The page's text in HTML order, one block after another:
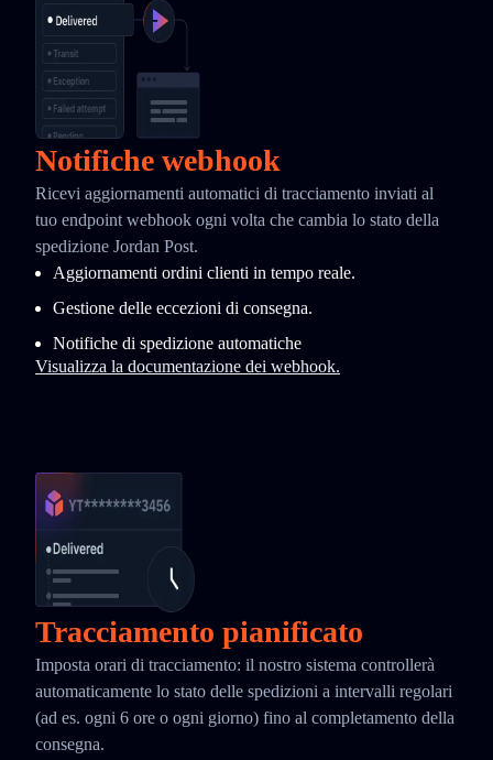
Notifiche webhook
Ricevi aggiornamenti automatici di tracciamento inviati al
tuo endpoint webhook ogni volta che cambia lo stato della
spedizione Jordan Post.
Aggiornamenti ordini clienti in tempo reale.
Gestione delle eccezioni di consegna.
Notifiche di spedizione automatiche
Visualizza la documentazione dei webhook.
Tracciamento pianificato
Imposta orari di tracciamento: il nostro sistema controllerà
automaticamente lo stato delle spedizioni a intervalli regolari
(ad es. ogni 6 ore o ogni giorno) fino al completamento della
consegna.